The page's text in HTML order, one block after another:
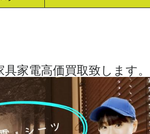
家電高価買取致します。